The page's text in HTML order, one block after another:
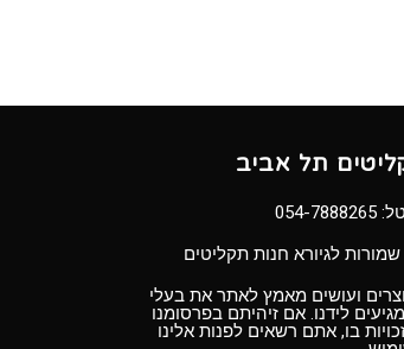
תל אביב
054-7888265
ועושים מאמץ לאתר את בעלי
לידנו. אם זיהיתם בפרסומנו
בו, אתם רשאים לפנות אלינו